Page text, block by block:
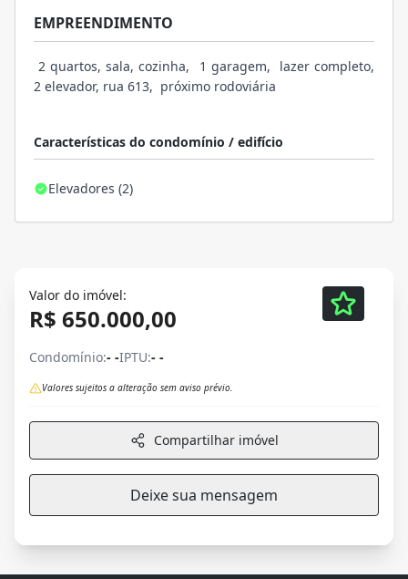
Características do condomínio / edifício
Elevadores (2)
EMPREENDIMENTO
2 quartos, sala, cozinha, 1 garagem, lazer completo,
2 elevador, rua 613, próximo rodoviária
Valor do imóvel:
R$ 650.000,00
Condomínio:- -IPTU:- -
Valores sujeitos a alteração sem aviso prévio.
Compartilhar imóvel
Deixe sua mensagem